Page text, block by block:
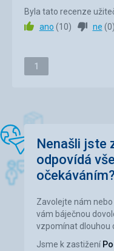
Možnost využití spa v
sjezdovek skubusem.
Ubytování
Sport
Cena
Sport
lanovek. Bezplatná
parkovišti k nástupní
úschovny lyží u
Byla tato recenze
ano (10) ne (0)
Stránka
1
Nenašli jste
odpovídá
očekáváním?
Zavolejte nám
vám báječnou
vzpomínat dlouhou
Jsme k zastižení